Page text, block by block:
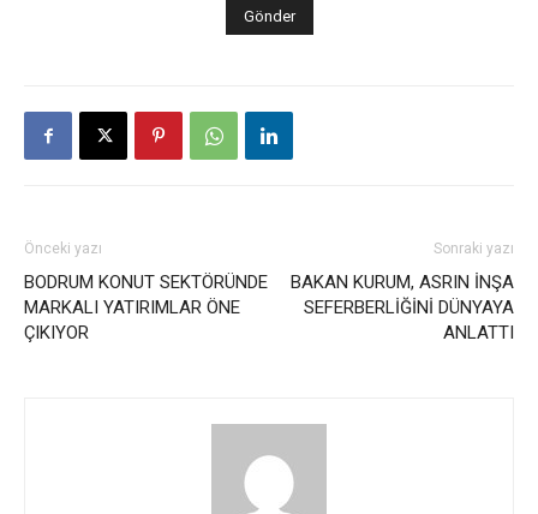
Önceki yazı
BODRUM KONUT SEKTÖRÜNDE
MARKALI YATIRIMLAR ÖNE
ÇIKIYOR
Sonraki yazı
BAKAN KURUM, ASRIN İNŞA
SEFERBERLİĞİNİ DÜNYAYA
ANLATTI